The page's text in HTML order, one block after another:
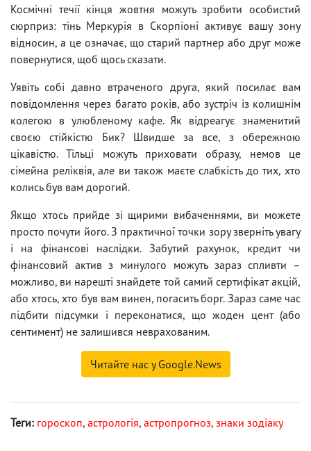
Космічні течії кінця жовтня можуть зробити особистий
сюрприз: тінь Меркурія в Скорпіоні активує вашу зону
відносин, а це означає, що старий партнер або друг може
повернутися, щоб щось сказати.
Уявіть собі давно втраченого друга, який посилає вам
повідомлення через багато років, або зустріч із колишнім
колегою в улюбленому кафе. Як відреагує знаменитий
своєю стійкістю Бик? Швидше за все, з обережною
цікавістю. Тільці можуть приховати образу, немов це
сімейна реліквія, але ви також маєте слабкість до тих, хто
колись був вам дорогий.
Якщо хтось прийде зі щирими вибаченнями, ви можете
просто почути його. З практичної точки зору зверніть увагу
і на фінансові наслідки. Забутий рахунок, кредит чи
фінансовий актив з минулого можуть зараз спливти –
можливо, ви нарешті знайдете той самий сертифікат акцій,
або хтось, хто був вам винен, погасить борг. Зараз саме час
підбити підсумки і переконатися, що жоден цент (або
сентимент) не залишився неврахованим.
Читайте нас у Google.News
Теги: гороскоп, астрологія, астропрогноз, знаки зодіаку